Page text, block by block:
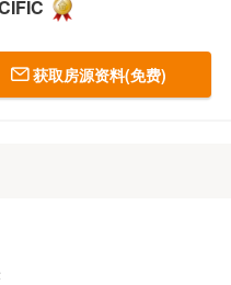
获取房源资料(免费)